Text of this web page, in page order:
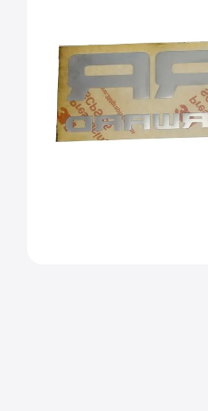
9.
chevrolet spark gt
10
mazda 2